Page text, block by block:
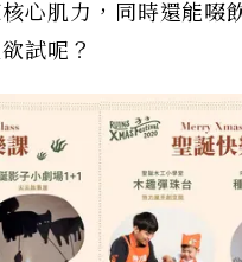
心肌力，同時還能啜
試呢？